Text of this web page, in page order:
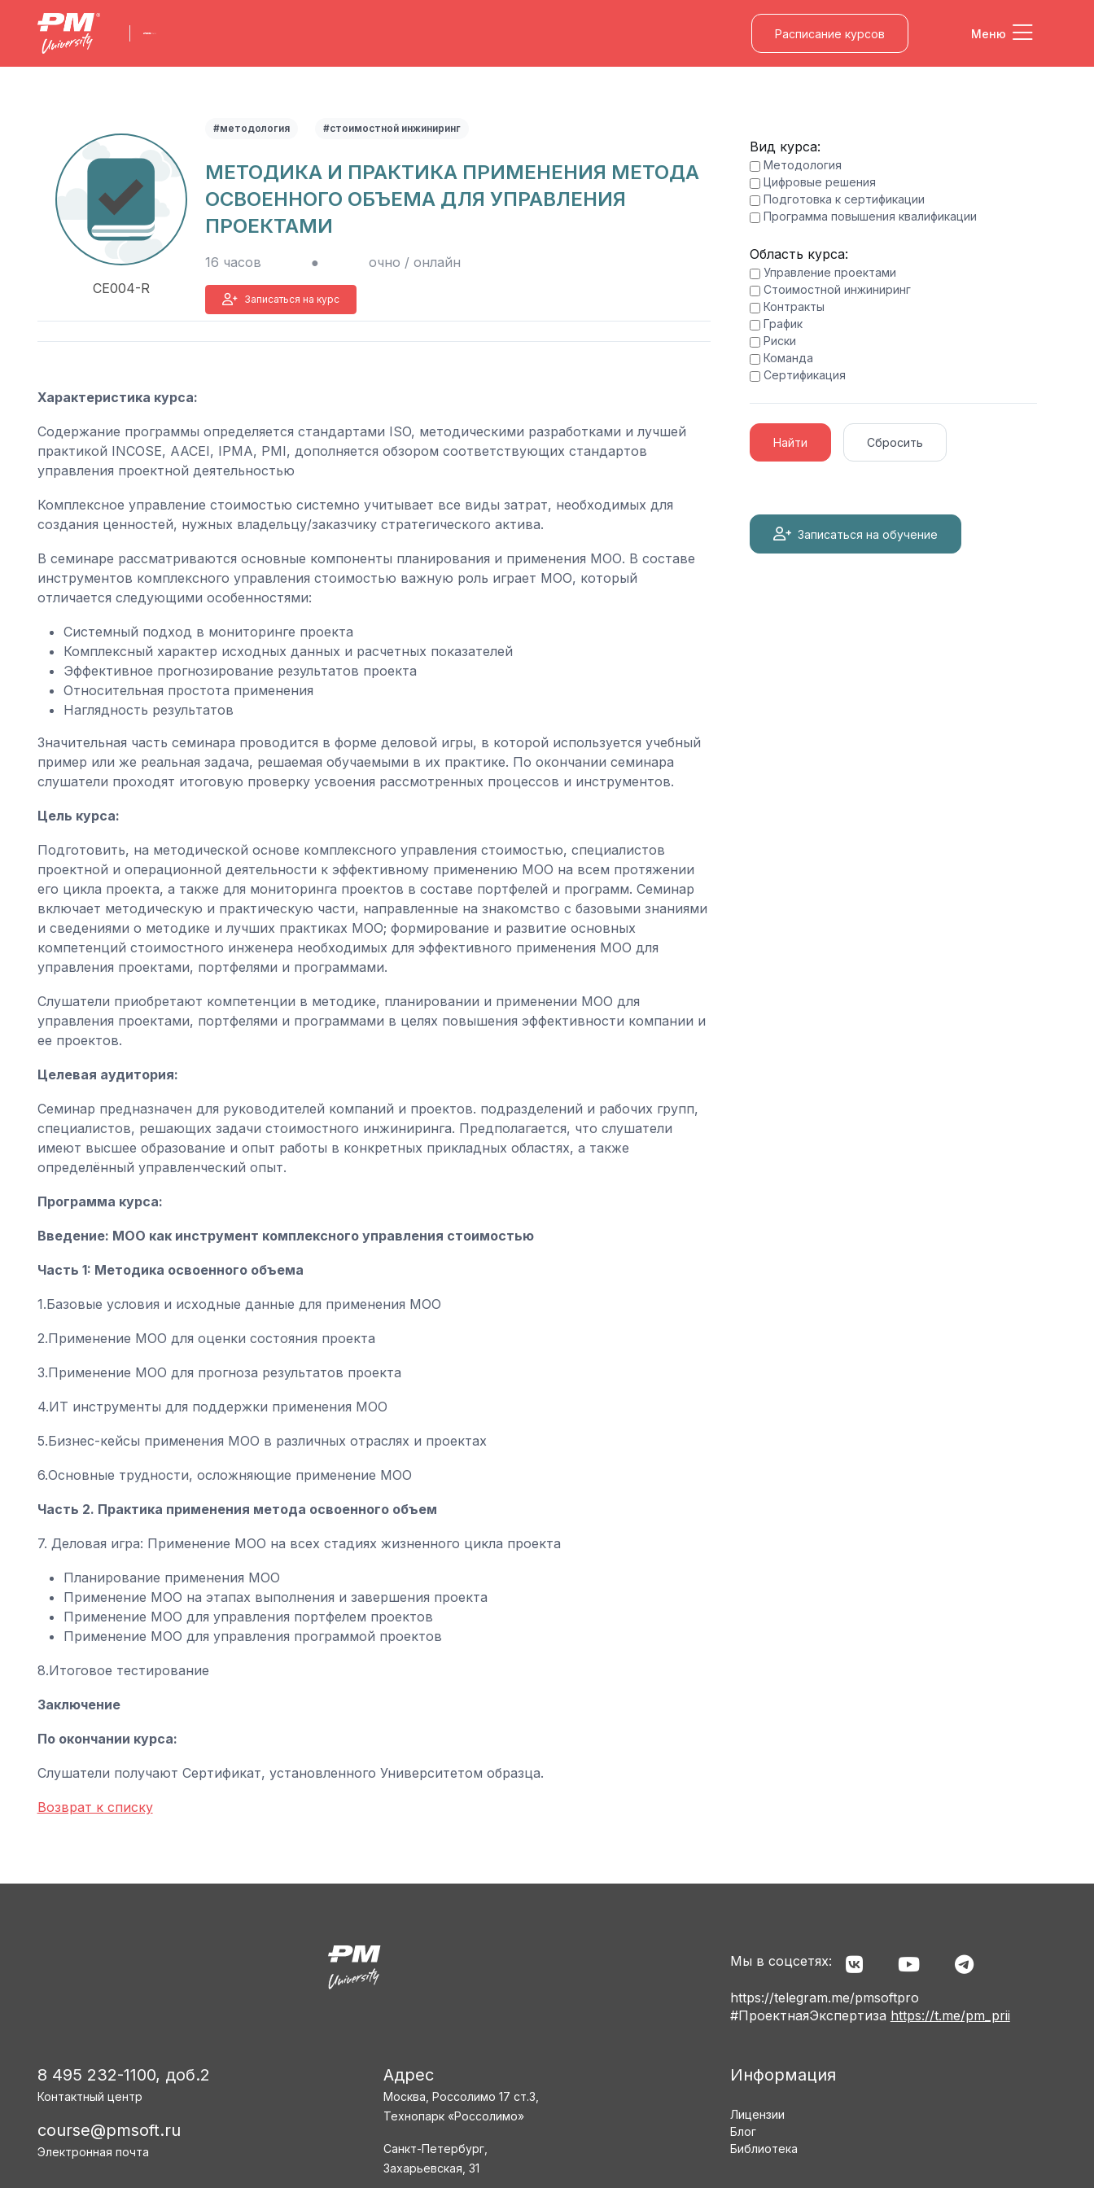
Расписание курсов Меню
Вид курса:
Методология
Цифровые решения
Подготовка к сертификации
Программа повышения квалификации
Область курса:
Управление проектами
Стоимостной инжиниринг
Контракты
График
Риски
Команда
Сертификация
Найти Сбросить
Записаться на обучение
CE004-R
#методология #стоимостной инжиниринг
МЕТОДИКА И ПРАКТИКА ПРИМЕНЕНИЯ МЕТОДА
ОСВОЕННОГО ОБЪЕМА ДЛЯ УПРАВЛЕНИЯ
ПРОЕКТАМИ
16 часов ● очно / онлайн
Записаться на курс
Характеристика курса:
Содержание программы определяется стандартами ISO, методическими разработками и лучшей
практикой INCOSE, AACEI, IPMA, PMI, дополняется обзором соответствующих стандартов
управления проектной деятельностью
Комплексное управление стоимостью системно учитывает все виды затрат, необходимых для
создания ценностей, нужных владельцу/заказчику стратегического актива.
В семинаре рассматриваются основные компоненты планирования и применения МОО. В составе
инструментов комплексного управления стоимостью важную роль играет МОО, который
отличается следующими особенностями:
Системный подход в мониторинге проекта
Комплексный характер исходных данных и расчетных показателей
Эффективное прогнозирование результатов проекта
Относительная простота применения
Наглядность результатов
Значительная часть семинара проводится в форме деловой игры, в которой используется учебный
пример или же реальная задача, решаемая обучаемыми в их практике. По окончании семинара
слушатели проходят итоговую проверку усвоения рассмотренных процессов и инструментов.
Цель курса:
Подготовить, на методической основе комплексного управления стоимостью, специалистов
проектной и операционной деятельности к эффективному применению МОО на всем протяжении
его цикла проекта, а также для мониторинга проектов в составе портфелей и программ. Семинар
включает методическую и практическую части, направленные на знакомство с базовыми знаниями
и сведениями о методике и лучших практиках МОО; формирование и развитие основных
компетенций стоимостного инженера необходимых для эффективного применения МОО для
управления проектами, портфелями и программами.
Слушатели приобретают компетенции в методике, планировании и применении МОО для
управления проектами, портфелями и программами в целях повышения эффективности компании и
ее проектов.
Целевая аудитория:
Семинар предназначен для руководителей компаний и проектов. подразделений и рабочих групп,
специалистов, решающих задачи стоимостного инжиниринга. Предполагается, что слушатели
имеют высшее образование и опыт работы в конкретных прикладных областях, а также
определённый управленческий опыт.
Программа курса:
Введение: МОО как инструмент комплексного управления стоимостью
Часть 1: Методика освоенного объема
1.Базовые условия и исходные данные для применения МОО
2.Применение МОО для оценки состояния проекта
3.Применение МОО для прогноза результатов проекта
4.ИТ инструменты для поддержки применения МОО
5.Бизнес-кейсы применения МОО в различных отраслях и проектах
6.Основные трудности, осложняющие применение МОО
Часть 2. Практика применения метода освоенного объем
7. Деловая игра: Применение МОО на всех стадиях жизненного цикла проекта
Планирование применения МОО
Применение МОО на этапах выполнения и завершения проекта
Применение МОО для управления портфелем проектов
Применение МОО для управления программой проектов
8.Итоговое тестирование
Заключение
По окончании курса:
Слушатели получают Сертификат, установленного Университетом образца.
Возврат к списку
Мы в соцсетях:
https://telegram.me/pmsoftpro
#ПроектнаяЭкспертиза https://t.me/pm_prii
8 495 232-1100, доб.2
Контактный центр
course@pmsoft.ru
Электронная почта
Адрес
Москва, Россолимо 17 ст.3,
Технопарк «Россолимо»
Санкт-Петербург,
Захарьевская, 31
Информация
Лицензии
Блог
Библиотека